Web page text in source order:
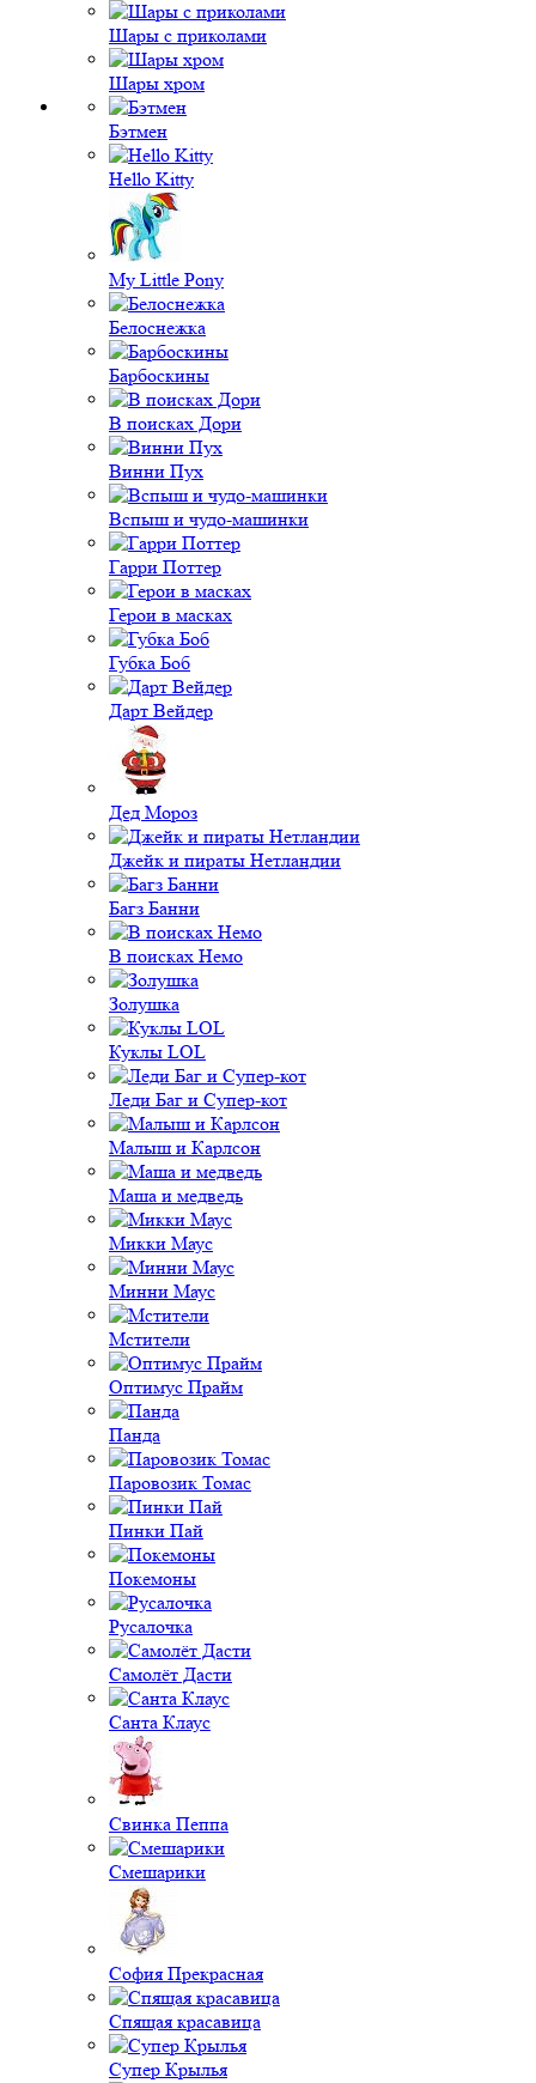
Шары с приколами
Шары хром
Бэтмен
Hello Kitty
My Little Pony
Белоснежка
Барбоскины
В поисках Дори
Винни Пух
Вспыш и чудо-машинки
Гарри Поттер
Герои в масках
Губка Боб
Дарт Вейдер
Дед Мороз
Джейк и пираты Нетландии
Багз Банни
В поисках Немо
Золушка
Куклы LOL
Леди Баг и Супер-кот
Малыш и Карлсон
Маша и медведь
Микки Маус
Минни Маус
Мстители
Оптимус Прайм
Панда
Паровозик Томас
Пинки Пай
Покемоны
Русалочка
Самолёт Дасти
Санта Клаус
Свинка Пеппа
Смешарики
София Прекрасная
Спящая красавица
Супер Крылья